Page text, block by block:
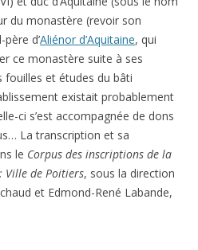
du monastère (revoir son
d’Aliénor d’Aquitaine, qui
ce monastère suite à ses
et études du bâti
existait probablement
ci s’est accompagnée de dons
La transcription et sa
le Corpus des inscriptions de la
Ville de Poitiers, sous la direction
et Edmond-René Labande,